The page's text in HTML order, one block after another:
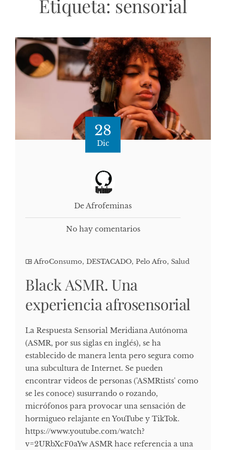
Etiqueta: sensorial
28
Dic
De Afrofeminas
No hay comentarios
AfroConsumo, DESTACADO, Pelo Afro, Salud
Black ASMR. Una
experiencia afrosensorial
La Respuesta Sensorial Meridiana Autónoma
(ASMR, por sus siglas en inglés), se ha
establecido de manera lenta pero segura como
una subcultura de Internet. Se pueden
encontrar videos de personas ('ASMRtists' como
se les conoce) susurrando o rozando,
micrófonos para provocar una sensación de
hormigueo relajante en YouTube y TikTok.
https://www.youtube.com/watch?
v=2URbXcF0aYw ASMR hace referencia a una